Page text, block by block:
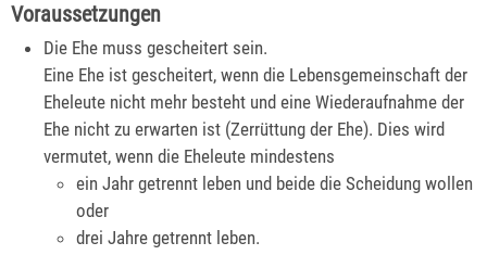
Voraussetzungen
Die Ehe muss gescheitert sein.
Eine Ehe ist gescheitert, wenn die Lebensgemeinschaft der
Eheleute nicht mehr besteht und eine Wiederaufnahme der
Ehe nicht zu erwarten ist (Zerrüttung der Ehe). Dies wird
vermutet, wenn die Eheleute mindestens
ein Jahr getrennt leben und beide die Scheidung wollen
oder
drei Jahre getrennt leben.